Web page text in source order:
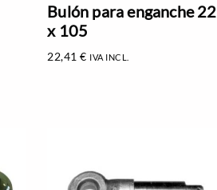
Bulón para enganche 22
x 105
22,41€ IVA INCL.